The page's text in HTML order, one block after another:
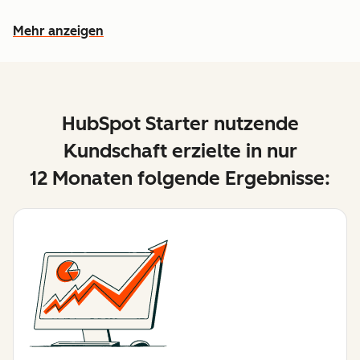
Mehr anzeigen
Weitere Funktionen ansehen
HubSpot Starter nutzende
Kundschaft erzielte in nur
12 Monaten folgende Ergebnisse: